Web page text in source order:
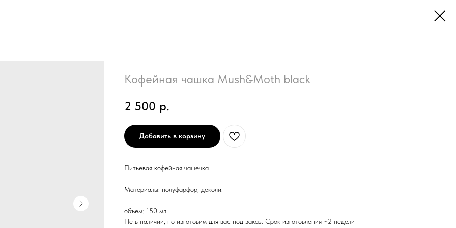
Кофейная чашка Mush&Moth black
2 500 р.
Добавить в корзину
Питьевая кофейная чашечка
Материалы: полуфарфор, деколи.
объем: 150 мл
Не в наличии, но изготовим для вас под заказ. Срок изготовления ~2 недели